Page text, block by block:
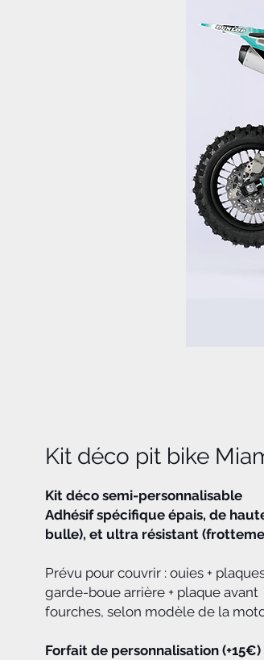
Kit déco pit bike
Kit déco semi-personnalisable
Adhésif spécifique épais, de
bulle), et ultra résistant
Prévu pour couvrir : ouies +
garde-boue arrière + plaque
fourches, selon modèle de la
Forfait de personnalisation (+15€)